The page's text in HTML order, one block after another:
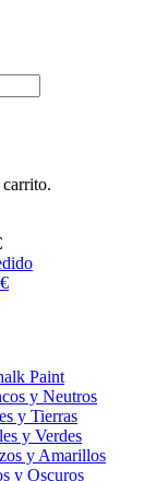
Paint
y Neutros
y Tierras
y Verdes
y Amarillos
y Oscuros